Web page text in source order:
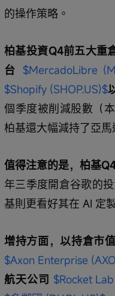
的操作策略。
柏基投資Q4前五大重
台 $MercadoLibre
$Shopify (SHOP.US)$
個季度被削減股數（
柏基還大幅減持了亞馬
值得注意的是，柏基
年三季度開倉谷歌的
基則更看好其在 AI 定
增持方面，以持倉市
$Axon Enterprise
航天公司 $Rocket